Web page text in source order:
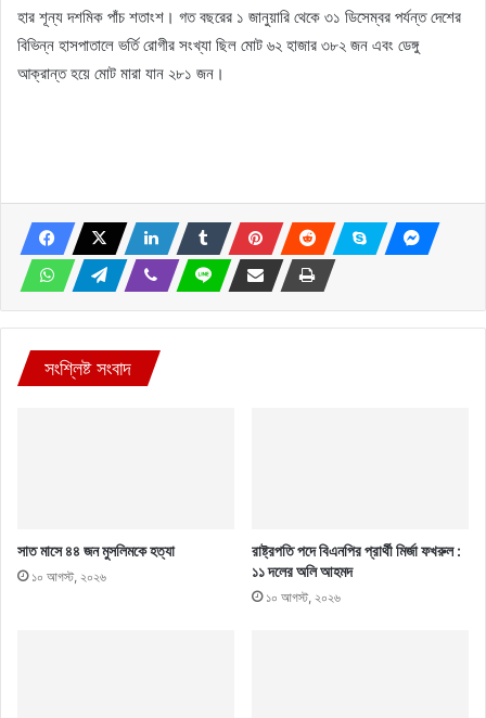
হার শূন্য দশমিক পাঁচ শতাংশ। গত বছরের ১ জানুয়ারি থেকে ৩১ ডিসেম্বর পর্যন্ত দেশের
বিভিন্ন হাসপাতালে ভর্তি রোগীর সংখ্যা ছিল মোট ৬২ হাজার ৩৮২ জন এবং ডেঙ্গু
আক্রান্ত হয়ে মোট মারা যান ২৮১ জন।
সংশ্লিষ্ট সংবাদ
সাত মাসে ৪৪ জন মুসলিমকে হত্যা
১০ আগস্ট, ২০২৬
রাষ্ট্রপতি পদে বিএনপির প্রার্থী মির্জা ফখরুল :
১১ দলের অলি আহমদ
১০ আগস্ট, ২০২৬